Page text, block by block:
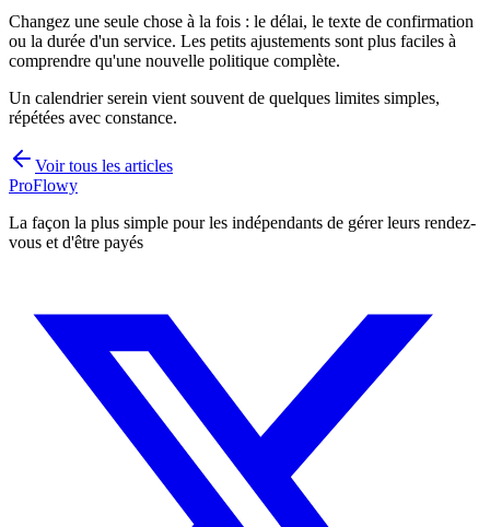
Changez une seule chose à la fois : le délai, le texte de confirmation
ou la durée d'un service. Les petits ajustements sont plus faciles à
comprendre qu'une nouvelle politique complète.
Un calendrier serein vient souvent de quelques limites simples,
répétées avec constance.
Voir tous les articles
ProFlowy
La façon la plus simple pour les indépendants de gérer leurs rendez-
vous et d'être payés